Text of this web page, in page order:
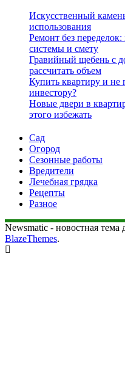
Искусственный
использования
Ремонт без
системы и смету
Гравийный щебень с
рассчитать объем
Купить квартиру и не
инвестору?
Новые двери в
этого избежать
Сад
Огород
Сезонные работы
Вредители
Лечебная грядка
Рецепты
Разное
Newsmatic - новостная тема
BlazeThemes.